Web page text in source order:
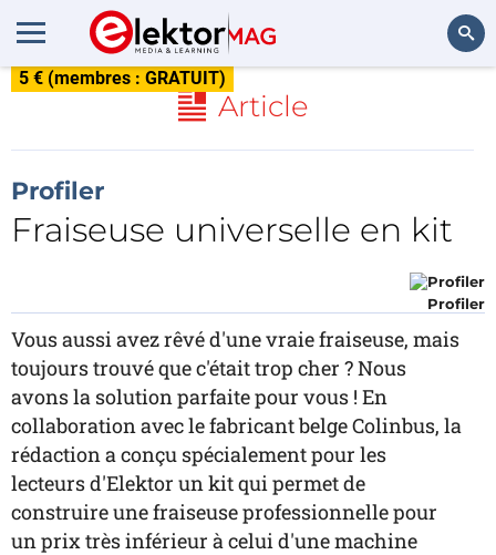
5 € (membres : GRATUIT)
Article
Profiler
Fraiseuse universelle en kit
Profiler
Vous aussi avez rêvé d'une vraie fraiseuse, mais
toujours trouvé que c'était trop cher ? Nous
avons la solution parfaite pour vous ! En
collaboration avec le fabricant belge Colinbus, la
rédaction a conçu spécialement pour les
lecteurs d'Elektor un kit qui permet de
construire une fraiseuse professionnelle pour
un prix très inférieur à celui d'une machine